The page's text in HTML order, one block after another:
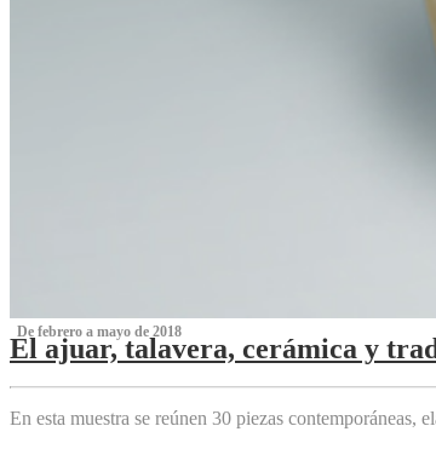
‌ De febrero a mayo de 2018
El ajuar, talavera, cerámica y
‌
En esta muestra se reúnen 30 piezas